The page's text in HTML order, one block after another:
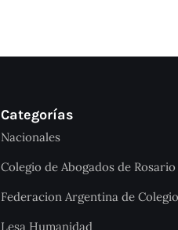
Categorías
Nacionales
Colegio de Abogados de Rosario
Federacion Argentina de
Lesa Humanidad